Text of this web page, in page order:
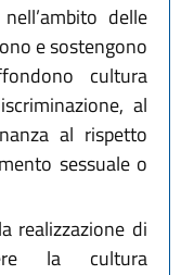
delle
e sostengono
cultura
al
al rispetto
sessuale o
realizzazione di
la cultura